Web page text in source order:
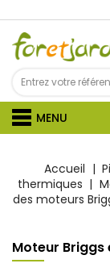
MENU
Accueil
thermiques
des moteurs
Moteur Briggs